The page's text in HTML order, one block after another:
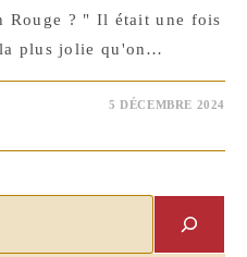
Rouge ? " Il était une fois
plus jolie qu'on…
5 DÉCEMBRE 2024